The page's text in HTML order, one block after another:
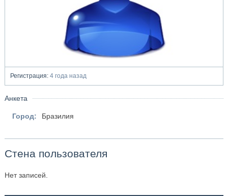
Регистрация:4 года назад
Анкета
Город: Бразилия
Стена пользователя
Нет записей.